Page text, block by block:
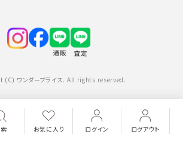
お気に入り ログイン ログアウト
(C) ワンダープライス. All rights reserved.